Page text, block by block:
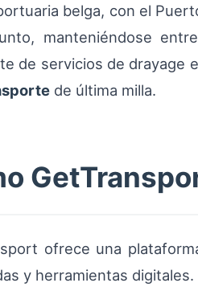
belga, con el
manteniéndose
de servicios de drayage
de última milla.
ofrece una
y herramientas